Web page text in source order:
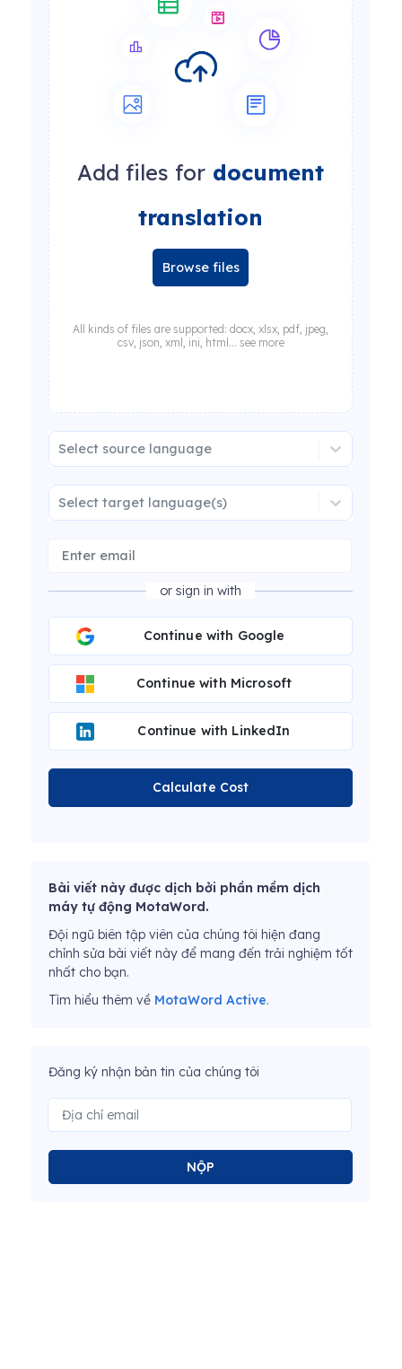
Add files for document
translation
Browse files
All kinds of files are supported: docx, xlsx, pdf, jpeg,
csv, json, xml, ini, html... see more
Select source language
Select target language(s)
or sign in with
Continue with Google
Continue with Microsoft
Continue with LinkedIn
Calculate Cost
Bài viết này được dịch bởi phần mềm dịch
máy tự động MotaWord.
Đội ngũ biên tập viên của chúng tôi hiện đang
chỉnh sửa bài viết này để mang đến trải nghiệm tốt
nhất cho bạn.
Tìm hiểu thêm về MotaWord Active.
Đăng ký nhận bản tin của chúng tôi
NỘP